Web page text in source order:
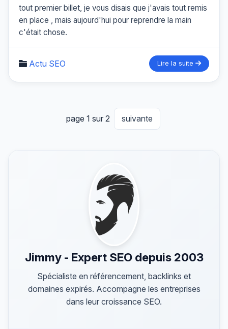
tout premier billet, je vous disais que j'avais tout remis
en place , mais aujourd'hui pour reprendre la main
c'était chose.
Actu SEO Lire la suite
page 1 sur 2 suivante
Jimmy - Expert SEO depuis 2003
Spécialiste en référencement, backlinks et
domaines expirés. Accompagne les entreprises
dans leur croissance SEO.